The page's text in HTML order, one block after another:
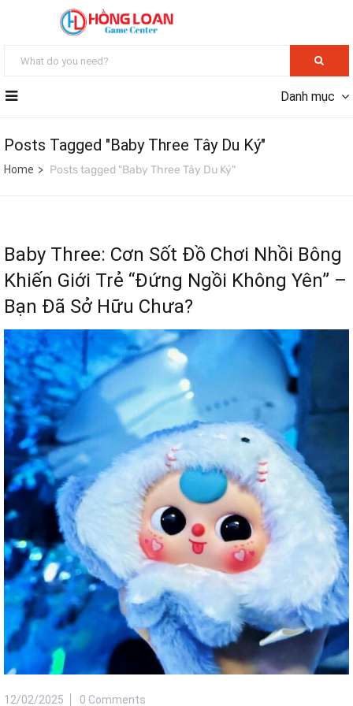
Danh mục
Posts Tagged "Baby Three Tây Du Ký"
Home Posts tagged "Baby Three Tây Du Ký"
Baby Three: Cơn Sốt Đồ Chơi Nhồi Bông
Khiến Giới Trẻ “Đứng Ngồi Không Yên” –
Bạn Đã Sở Hữu Chưa?
12/02/2025 0 Comments